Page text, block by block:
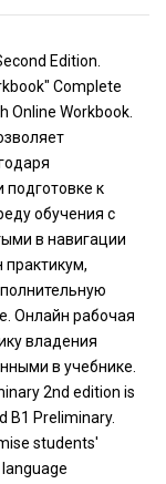
Edition.
Complete
Online Workbook.
подготовке к
обучения с
в навигации
Онлайн рабочая
владения
в учебнике.
2nd edition is
B1 Preliminary.
students'